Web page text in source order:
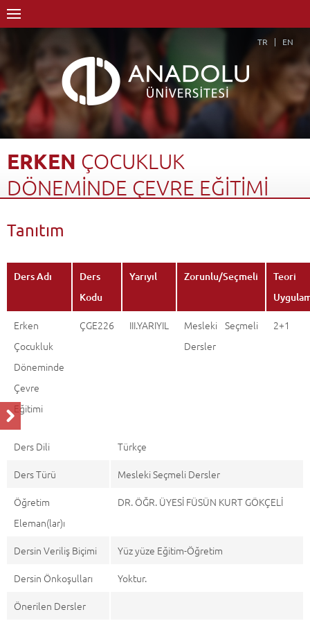
TR EN
ERKEN ÇOCUKLUK
DÖNEMİNDE ÇEVRE EĞİTİMİ
Yunus Emre Sağlık Hizmetleri Meslek Yüksekokulu
Tanıtım
Ders Adı
Ders
Kodu
Yarıyıl Zorunlu/Seçmeli
Teori
Erken
Çocukluk
Döneminde
Çevre
Eğitimi
ÇGE226 III.YARIYIL
Mesleki Seçmeli
Dersler
2+1
Ders Dili
Türkçe
Ders Türü
Mesleki Seçmeli Dersler
Öğretim
Eleman(lar)ı
DR. ÖĞR. ÜYESİ FÜSÜN KURT GÖKÇELİ
Dersin Veriliş Biçimi
Yüz yüze Eğitim-Öğretim
Dersin Önkoşulları
Yoktur.
Önerilen Dersler